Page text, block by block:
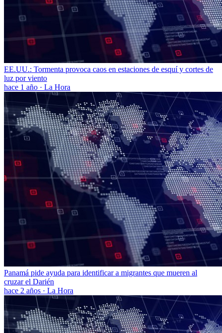
EE.UU.: Tormenta provoca caos en estaciones de esquí y cortes de
luz por viento
hace 1 año · La Hora
Panamá pide ayuda para identificar a migrantes que mueren al
cruzar el Darién
hace 2 años · La Hora